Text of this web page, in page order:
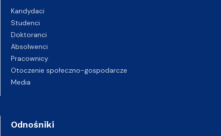
Kandydaci
Studenci
Doktoranci
Absolwenci
Pracownicy
Otoczenie społeczno-gospodarcze
Media
Odnośniki